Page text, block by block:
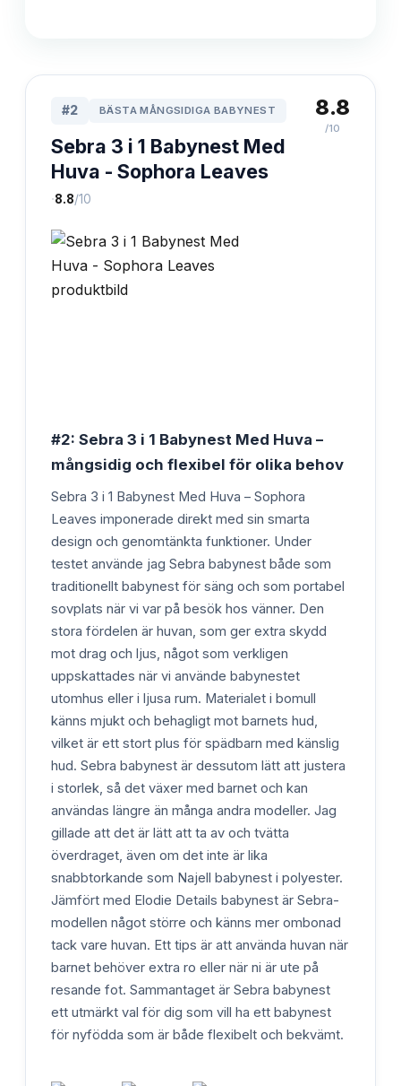
#2 BÄSTA MÅNGSIDIGA BABYNEST
Sebra 3 i 1 Babynest Med
Huva - Sophora Leaves
·8.8/10
8.8
/10
#2: Sebra 3 i 1 Babynest Med Huva –
mångsidig och flexibel för olika behov
Sebra 3 i 1 Babynest Med Huva – Sophora
Leaves imponerade direkt med sin smarta
design och genomtänkta funktioner. Under
testet använde jag Sebra babynest både som
traditionellt babynest för säng och som portabel
sovplats när vi var på besök hos vänner. Den
stora fördelen är huvan, som ger extra skydd
mot drag och ljus, något som verkligen
uppskattades när vi använde babynestet
utomhus eller i ljusa rum. Materialet i bomull
känns mjukt och behagligt mot barnets hud,
vilket är ett stort plus för spädbarn med känslig
hud. Sebra babynest är dessutom lätt att justera
i storlek, så det växer med barnet och kan
användas längre än många andra modeller. Jag
gillade att det är lätt att ta av och tvätta
överdraget, även om det inte är lika
snabbtorkande som Najell babynest i polyester.
Jämfört med Elodie Details babynest är Sebra-
modellen något större och känns mer ombonad
tack vare huvan. Ett tips är att använda huvan när
barnet behöver extra ro eller när ni är ute på
resande fot. Sammantaget är Sebra babynest
ett utmärkt val för dig som vill ha ett babynest
för nyfödda som är både flexibelt och bekvämt.